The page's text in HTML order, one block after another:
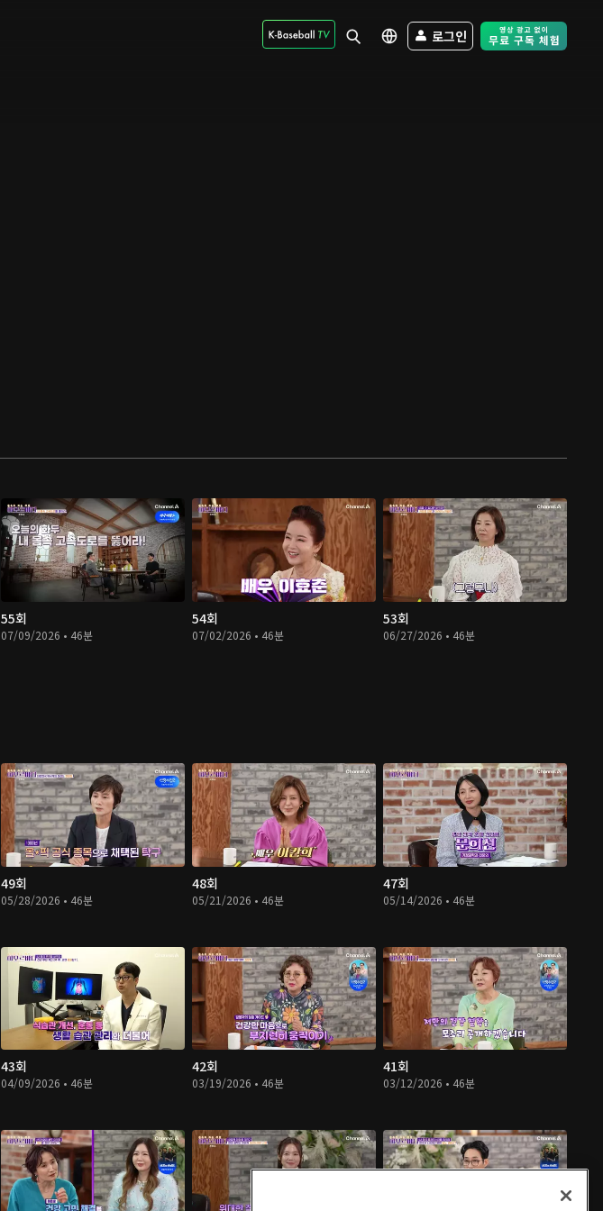
로그인 Free Trial -
55회
07/09/2026 • 46분
54회
07/02/2026 • 46분
53회
06/27/2026 • 46분
49회
05/28/2026 • 46분
48회
05/21/2026 • 46분
47회
05/14/2026 • 46분
43회
04/09/2026 • 46분
42회
03/19/2026 • 46분
41회
03/12/2026 • 46분